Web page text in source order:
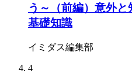
う～（前編）意外
基礎知識
イミダス編集部
4